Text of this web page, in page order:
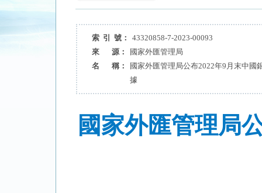
索 引 號：
43320858-7-2023-00093
來 源：
國家外匯管理局
名 稱：
國家外匯管理局公布2022年9月末中國
據
國家外匯管理局